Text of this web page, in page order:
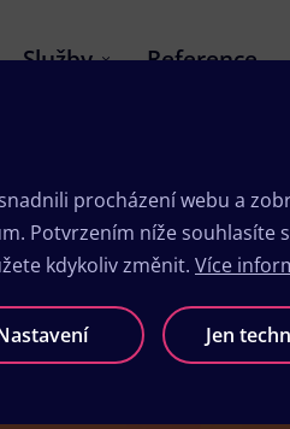
Služby Reference
Ohří
v
procházení webu a
Potvrzením níže souhlasíte
kdykoliv změnit. Více
Jen